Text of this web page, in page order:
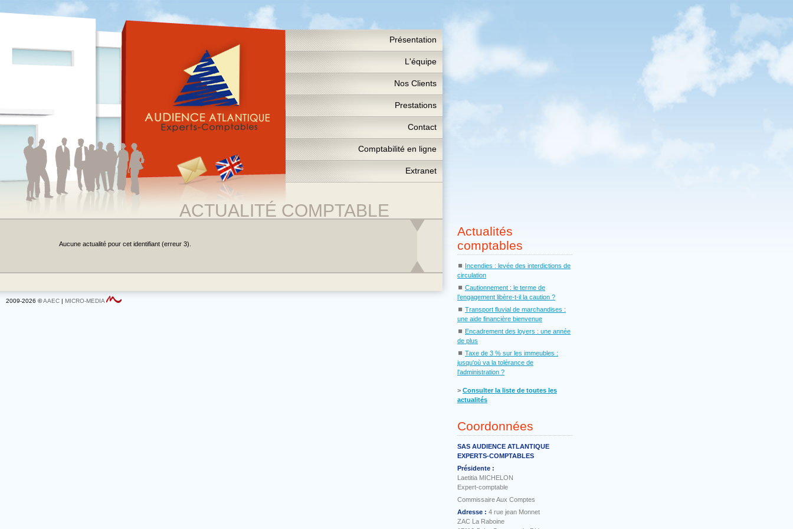
Présentation
L'équipe
Nos Clients
Prestations
Contact
Comptabilité en ligne
Extranet
ACTUALITÉ COMPTABLE
Aucune actualité pour cet identifiant (erreur 3).
Actualités
comptables
⏹ Incendies : levée des interdictions de
circulation
⏹ Cautionnement : le terme de
l’engagement libère-t-il la caution ?
⏹ Transport fluvial de marchandises :
une aide financière bienvenue
⏹ Encadrement des loyers : une année
de plus
⏹ Taxe de 3 % sur les immeubles :
jusqu'où va la tolérance de
l'administration ?
˃ Consulter la liste de toutes les
actualités
Coordonnées
SAS AUDIENCE ATLANTIQUE
EXPERTS-COMPTABLES
Présidente :
Laetitia MICHELON
Expert-comptable
Commissaire Aux Comptes
Adresse : 4 rue jean Monnet
ZAC La Raboine
2009-2026 ©AAEC | MICRO-MEDIA